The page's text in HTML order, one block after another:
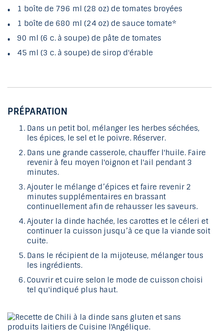
1 boîte de 796 ml (28 oz) de tomates broyées
1 boîte de 680 ml (24 oz) de sauce tomate*
90 ml (6 c. à soupe) de pâte de tomates
45 ml (3 c. à soupe) de sirop d'érable
PRÉPARATION
Dans un petit bol, mélanger les herbes séchées,
les épices, le sel et le poivre. Réserver.
Dans une grande casserole, chauffer l'huile. Faire
revenir à feu moyen l'oignon et l'ail pendant 3
minutes.
Ajouter le mélange d’épices et faire revenir 2
minutes supplémentaires en brassant
continuellement afin de rehausser les saveurs.
Ajouter la dinde hachée, les carottes et le céleri et
continuer la cuisson jusqu’à ce que la viande soit
cuite.
Dans le récipient de la mijoteuse, mélanger tous
les ingrédients.
Couvrir et cuire selon le mode de cuisson choisi
tel qu'indiqué plus haut.